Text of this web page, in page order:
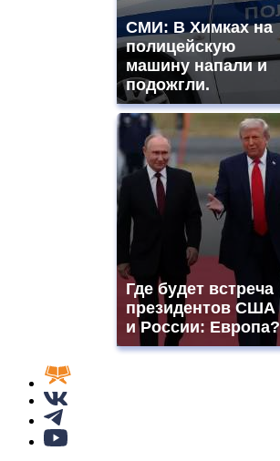
СМИ: В Химках на
полицейскую
машину напали и
подожгли.
Где будет встреча
президентов США
и России: Европа?